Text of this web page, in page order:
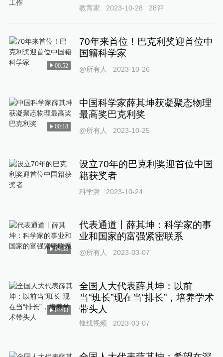
教育家 2023-10-28 28评
00:52
70年来首位！巴克利奖迎首位中
国籍科学家
@所有人 2023-10-26
00:18
中国科学家薛其坤获凝聚态物理
最高奖巴克利奖
@所有人 2023-10-25
设立70年的巴克利奖迎首位中国
籍获奖者
科学湃 2023-10-24
04:38
代表通道丨薛其坤：科学家的事
业和国家的富强紧密联系
@所有人 2023-03-07
03:08
全国人大代表薛其坤：以前
当“班长”现在当“排长”，培养学术
带头人
锋线视频 2023-03-07